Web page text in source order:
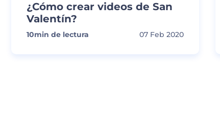
¿Cómo crear videos de San
Valentín?
10min de lectura 07 Feb 2020